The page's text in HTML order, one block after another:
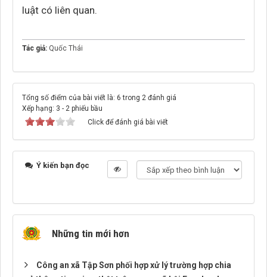
luật có liên quan.
Tác giả: Quốc Thái
Tổng số điểm của bài viết là: 6 trong 2 đánh giá
Xếp hạng: 3 - 2 phiếu bầu
Click để đánh giá bài viết
Ý kiến bạn đọc
Những tin mới hơn
Công an xã Tập Sơn phối hợp xử lý trường hợp chia